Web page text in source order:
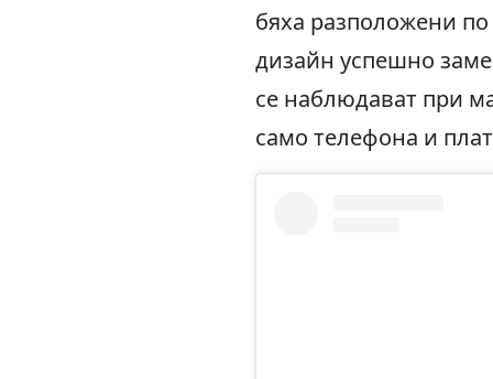
бяха разположени
дизайн успешно
се наблюдават при
само телефона и